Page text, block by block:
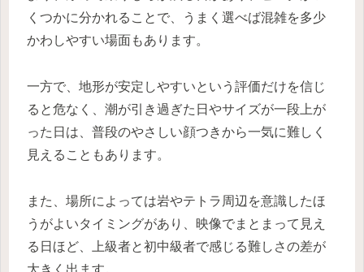
くつかに分かれることで、うまく選べば混雑を多少
かわしやすい場面もあります。
一方で、地形が安定しやすいという評価だけを信じ
ると危なく、潮が引き過ぎた日やサイズが一段上が
った日は、普段のやさしい顔つきから一気に難しく
見えることもあります。
また、場所によっては岩やテトラ周辺を意識したほ
うがよいタイミングがあり、映像でまとまって見え
る日ほど、上級者と初中級者で感じる難しさの差が
大きく出ます。